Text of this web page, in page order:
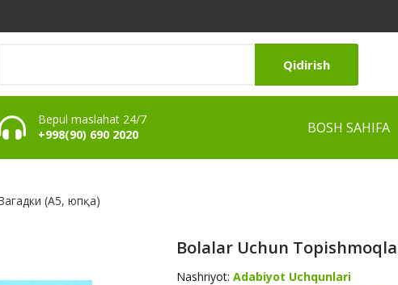
Qidirish
Bepul maslahat 24/7
+998(90) 690 2020
BOSH SAHIFA
(А5, юпқа)
Bolalar Uchun
Nashriyot: Adabiyot Uchqunlari